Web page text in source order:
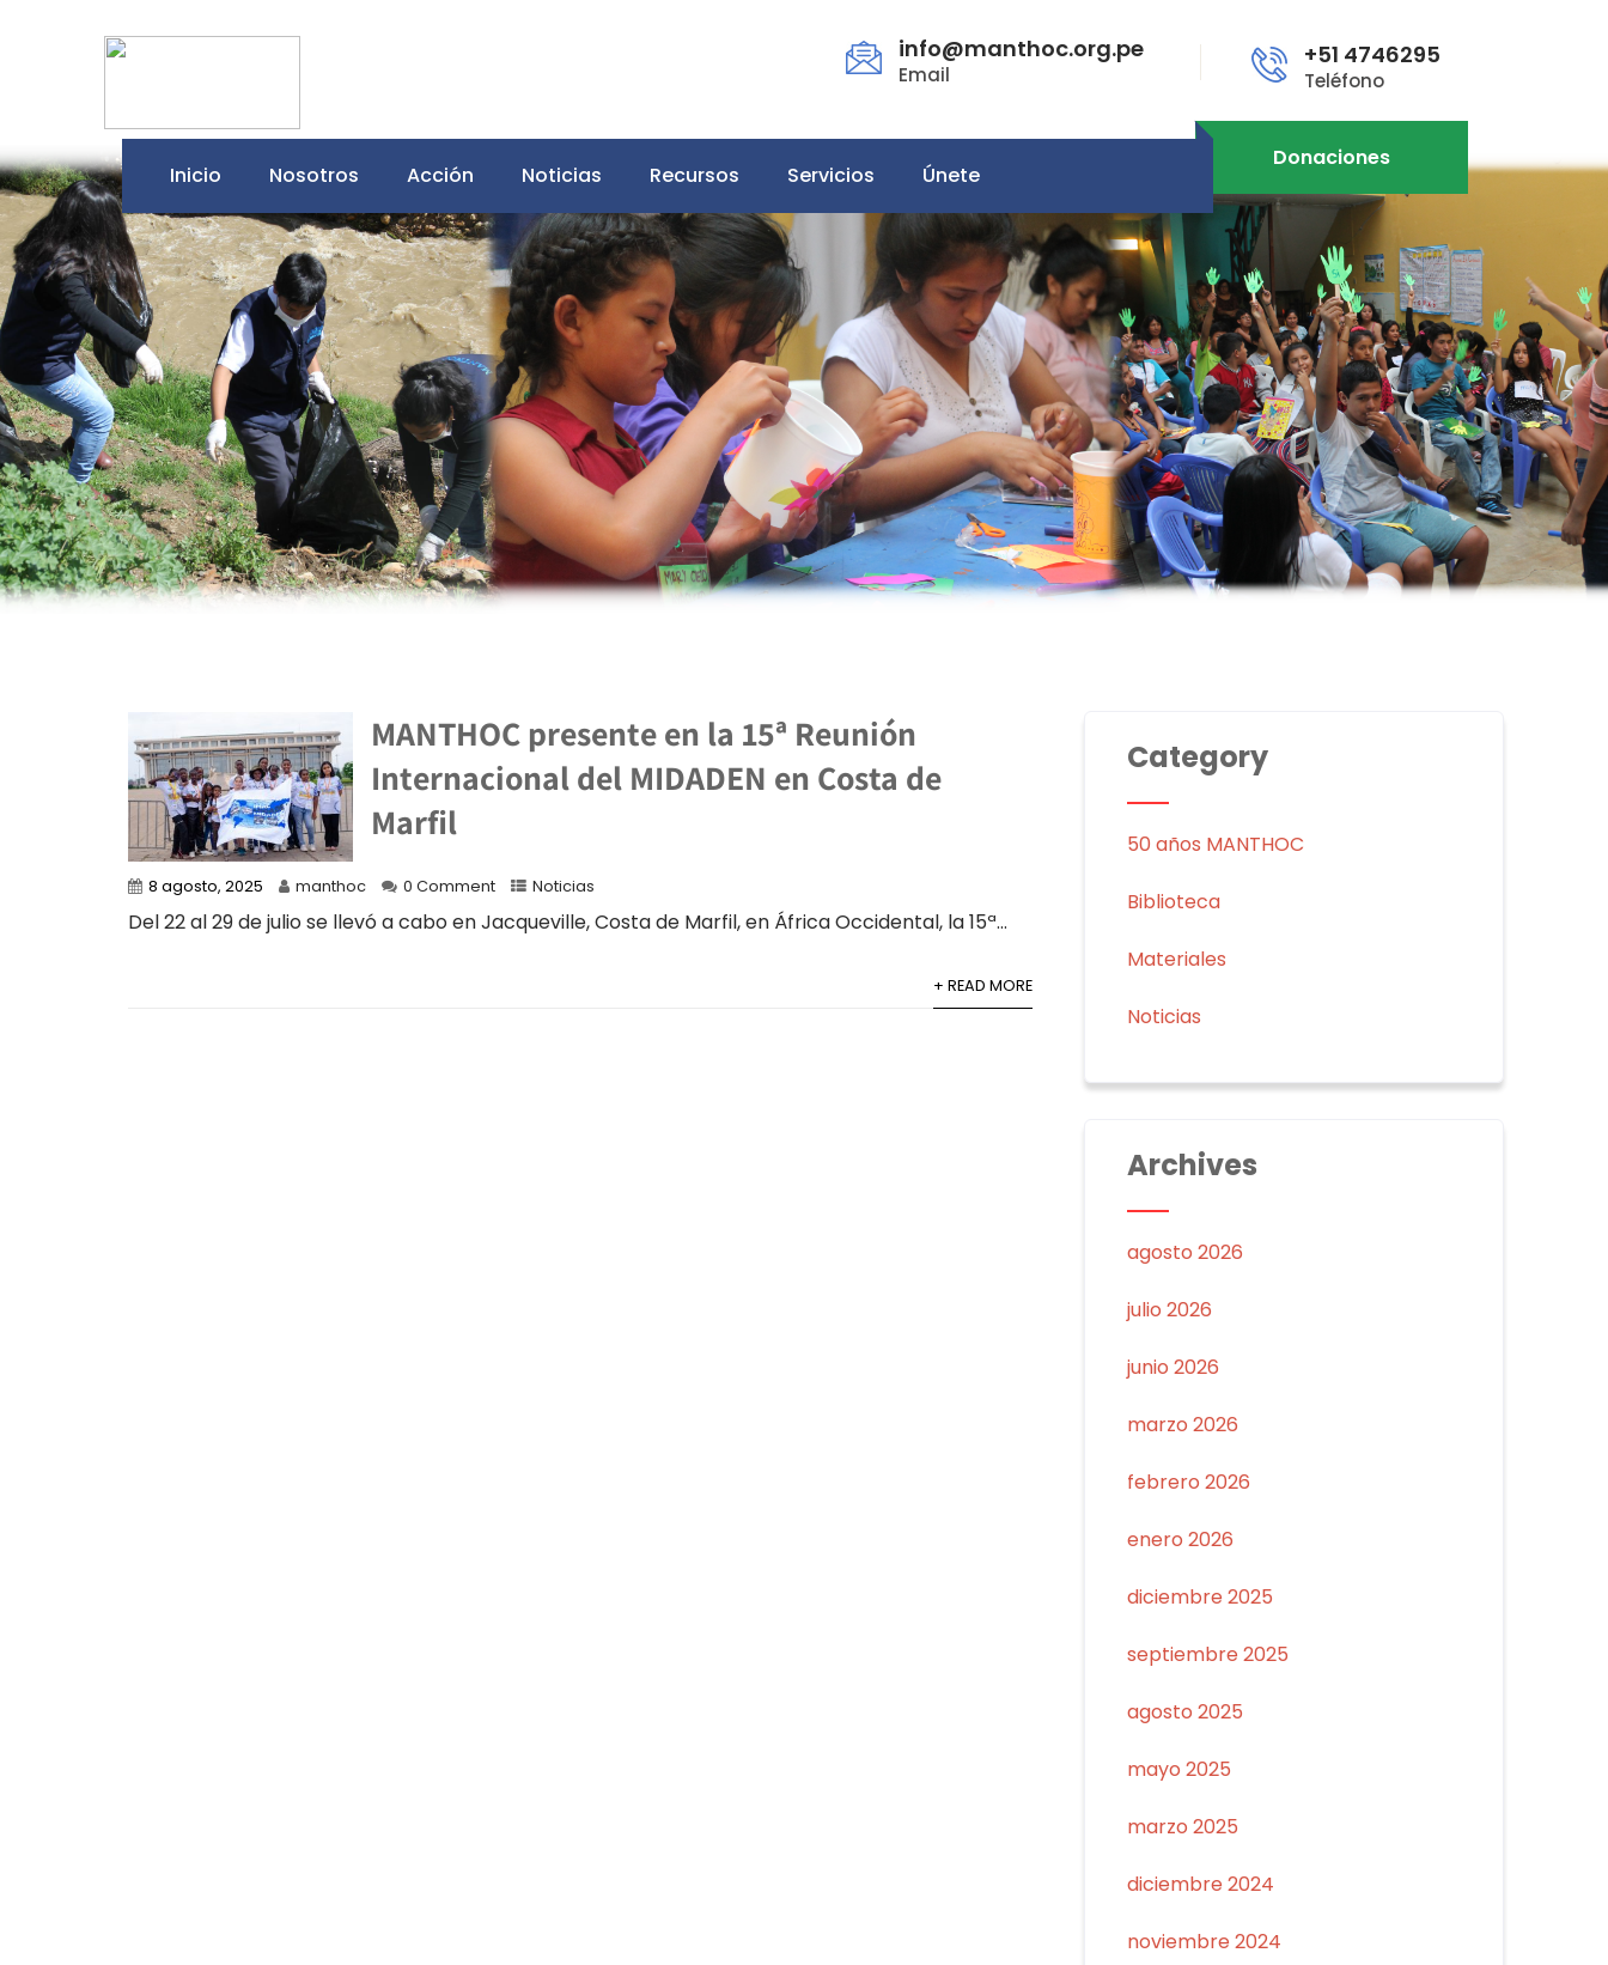
info@manthoc.org.pe
Email
+51 4746295
Teléfono
Inicio Nosotros Acción Noticias Recursos Servicios Únete
Donaciones
MANTHOC presente en la 15ª Reunión
Internacional del MIDADEN en Costa de
Marfil
8 agosto, 2025 manthoc 0 Comment Noticias
Del 22 al 29 de julio se llevó a cabo en Jacqueville, Costa de Marfil, en África Occidental, la 15ª...
+ READ MORE
Category
50 años MANTHOC
Biblioteca
Materiales
Noticias
Archives
agosto 2026
julio 2026
junio 2026
marzo 2026
febrero 2026
enero 2026
diciembre 2025
septiembre 2025
agosto 2025
mayo 2025
marzo 2025
diciembre 2024
noviembre 2024